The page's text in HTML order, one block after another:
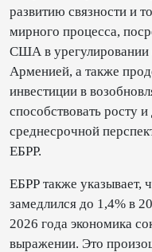
развитию связности и
мирного процесса,
США в
Арменией, а также
инвестиции в
способствовать росту
среднесрочной
ЕБРР.
ЕБРР также указывает,
замедлился до 1,4% в
2026 года экономика
выражении. Это